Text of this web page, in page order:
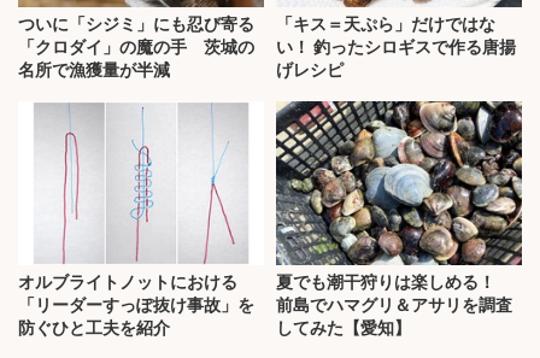
ついに「シジミ」にも忍び寄る
「クロダイ」の魔の手 茨城の
名所で漁獲量が半減
「キス＝天ぷら」だけではな
い！ 釣ったシロギスで作る唐揚
げレシピ
オルブライトノットにおける
「リーダーすっぽ抜け事故」を
防ぐひと工夫を紹介
夏でも潮干狩りは楽しめる！
前島でハマグリ＆アサリを調査
してみた【愛知】